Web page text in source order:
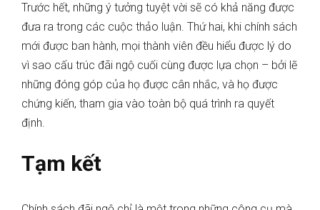
Trước hết, những ý tưởng tuyệt vời sẽ có khả năng được
đưa ra trong các cuộc thảo luận. Thứ hai, khi chính sách
mới được ban hành, mọi thành viên đều hiểu được lý do
vì sao cấu trúc đãi ngộ cuối cùng được lựa chọn – bởi lẽ
những đóng góp của họ được cân nhắc, và họ được
chứng kiến, tham gia vào toàn bộ quá trình ra quyết
định.
Tạm kết